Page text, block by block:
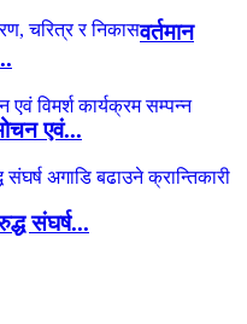
वर्तमान
एवं...
संघर्ष...